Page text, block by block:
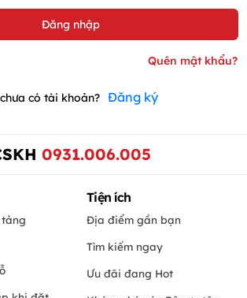
có tài khoản? Đăng ký
0931.006.005
tảng
Tiện ích
Địa điểm gần bạn
Tìm kiếm ngay
Ưu đãi đang Hot